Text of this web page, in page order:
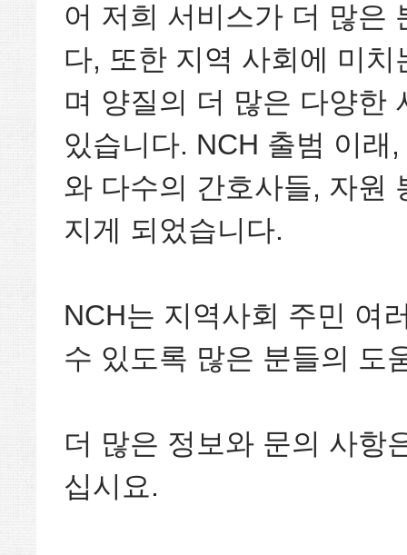
어 저희 서비스가 더 많은
다, 또한 지역 사회에 미
며 양질의 더 많은 다양한
있습니다. NCH 출범 이래
와 다수의 간호사들, 자원
지게 되었습니다.
NCH는 지역사회 주민 여
수 있도록 많은 분들의 도
더 많은 정보와 문의 사항
십시요.